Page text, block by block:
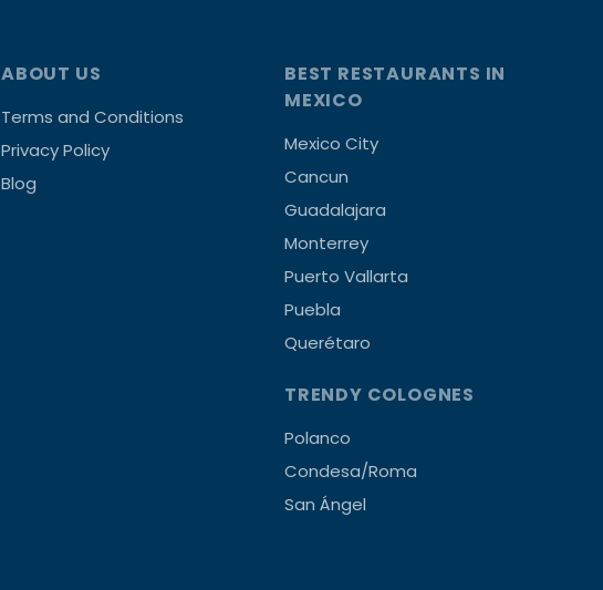
ABOUT US
Terms and Conditions
Privacy Policy
Blog
BEST RESTAURANTS IN
MEXICO
Mexico City
Cancun
Guadalajara
Monterrey
Puerto Vallarta
Puebla
Querétaro
TRENDY COLOGNES
Polanco
Condesa/Roma
San Ángel